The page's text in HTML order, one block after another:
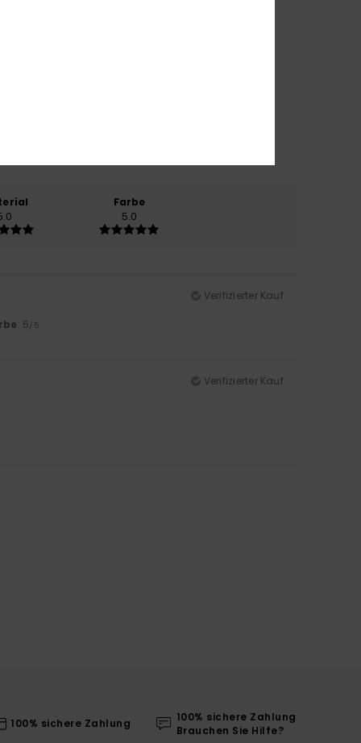
Farbe
5.0
Verifizierter Kauf
: 5/5
Verifizierter Kauf
100% sichere Zahlung
100% sichere Zahlung
Brauchen Sie Hilfe?